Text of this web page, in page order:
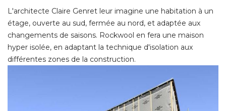
L'architecte Claire Genret leur imagine une habitation à un
étage, ouverte au sud, fermée au nord, et adaptée aux
changements de saisons. Rockwool en fera une maison
hyper isolée, en adaptant la technique d'isolation aux
différentes zones de la construction.